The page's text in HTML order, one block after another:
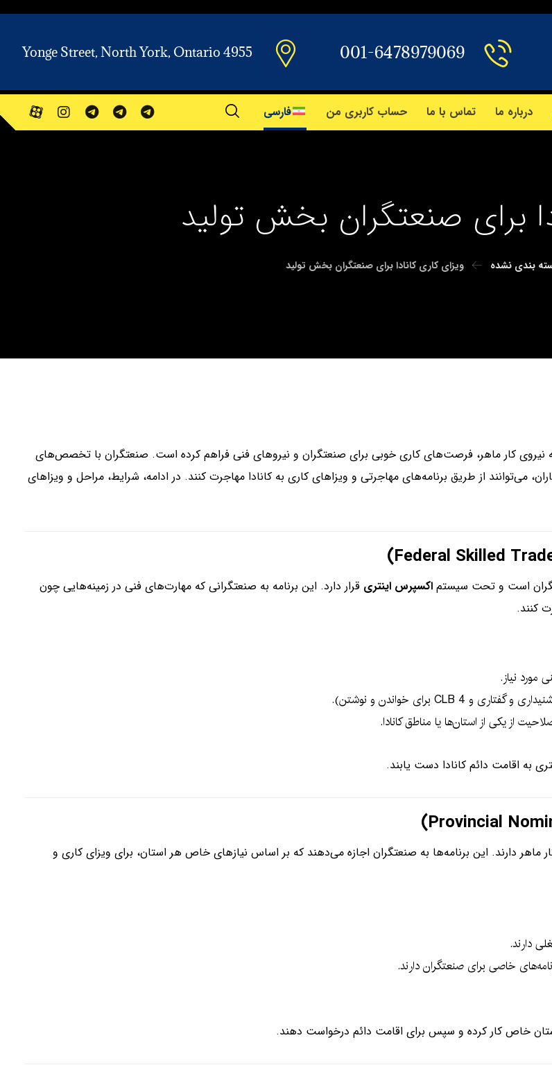
Yonge Street, North York, Ontario 4955 001-6478979069
درباره ما تماس با ما حساب کاربری من فارسی
برای صنعتگران بخش تولید
بندی نشده ویزای کاری کانادا برای صنعتگران بخش تولید
به نیروی کار ماهر، فرصت‌های کاری خوبی برای صنعتگران و نیروهای فنی فراهم کرده است. صنعتگران با تخصص‌های
می‌توانند از طریق برنامه‌های مهاجرتی و ویزاهای کاری به کانادا مهاجرت کنند. در ادامه، شرایط، مراحل و ویزاهای
است و تحت سیستم اکسپرس اینتری قرار دارد. این برنامه به صنعتگرانی که مهارت‌های فنی در زمینه‌هایی چون
کنند.
مورد نیاز.
از یکی از استان‌ها یا مناطق کانادا.
به اقامت دائم کانادا دست یابند.
دارند. این برنامه‌ها به صنعتگران اجازه می‌دهند که بر اساس نیازهای خاص هر استان، برای ویزای کاری و
دارند.
خاصی برای صنعتگران دارند.